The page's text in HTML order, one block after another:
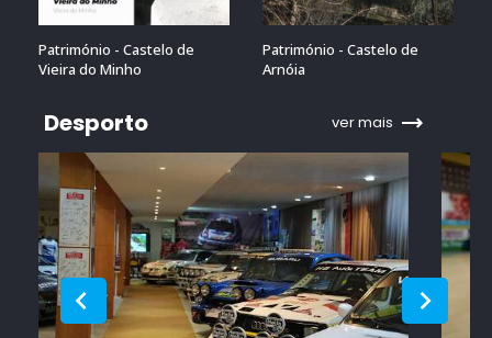
Património - Castelo de
Vieira do Minho
Património - Castelo de
Arnóia
Desporto ver mais